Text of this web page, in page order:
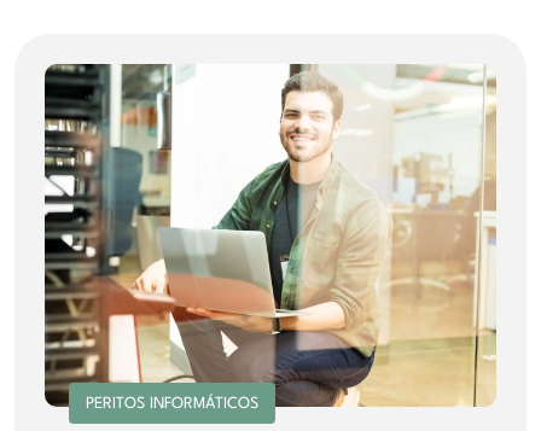
PERITOS INFORMÁTICOS